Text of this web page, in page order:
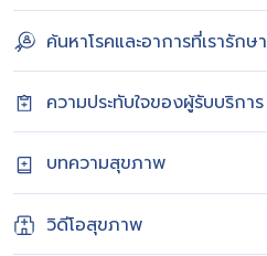
ค้นหาโรคและอาการที่เรารักษา
ความประทับใจของผู้รับบริการ
บทความสุขภาพ
วิดีโอสุขภาพ